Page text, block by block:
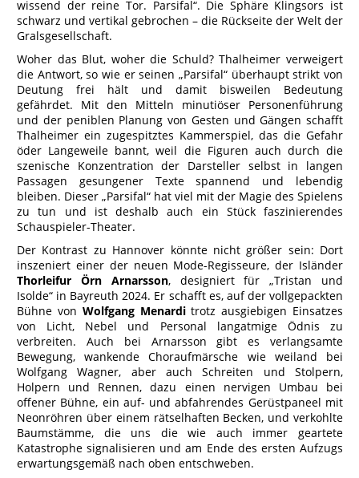
wissend der reine Tor. Parsifal“. Die Sphäre Klingsors ist
schwarz und vertikal gebrochen – die Rückseite der Welt der
Gralsgesellschaft.
Woher das Blut, woher die Schuld? Thalheimer verweigert
die Antwort, so wie er seinen „Parsifal“ überhaupt strikt von
Deutung frei hält und damit bisweilen Bedeutung
gefährdet. Mit den Mitteln minutiöser Personenführung
und der peniblen Planung von Gesten und Gängen schafft
Thalheimer ein zugespitztes Kammerspiel, das die Gefahr
öder Langeweile bannt, weil die Figuren auch durch die
szenische Konzentration der Darsteller selbst in langen
Passagen gesungener Texte spannend und lebendig
bleiben. Dieser „Parsifal“ hat viel mit der Magie des Spielens
zu tun und ist deshalb auch ein Stück faszinierendes
Schauspieler-Theater.
Der Kontrast zu Hannover könnte nicht größer sein: Dort
inszeniert einer der neuen Mode-Regisseure, der Isländer
Thorleifur Örn Arnarsson, designiert für „Tristan und
Isolde“ in Bayreuth 2024. Er schafft es, auf der vollgepackten
Bühne von Wolfgang Menarditrotz ausgiebigen Einsatzes
von Licht, Nebel und Personal langatmige Ödnis zu
verbreiten. Auch bei Arnarsson gibt es verlangsamte
Bewegung, wankende Choraufmärsche wie weiland bei
Wolfgang Wagner, aber auch Schreiten und Stolpern,
Holpern und Rennen, dazu einen nervigen Umbau bei
offener Bühne, ein auf- und abfahrendes Gerüstpaneel mit
Neonröhren über einem rätselhaften Becken, und verkohlte
Baumstämme, die uns die wie auch immer geartete
Katastrophe signalisieren und am Ende des ersten Aufzugs
erwartungsgemäß nach oben entschweben.